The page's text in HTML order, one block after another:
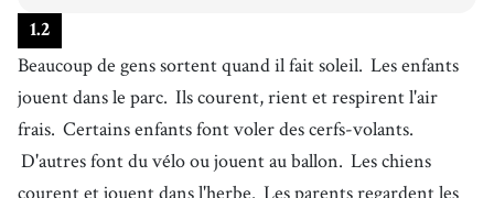
1.2
Beaucoup de gens sortent quand il fait soleil. Les enfants
jouent dans le parc. Ils courent, rient et respirent l'air
frais. Certains enfants font voler des cerfs-volants.
D'autres font du vélo ou jouent au ballon. Les chiens
courent et jouent dans l'herbe. Les parents regardent les